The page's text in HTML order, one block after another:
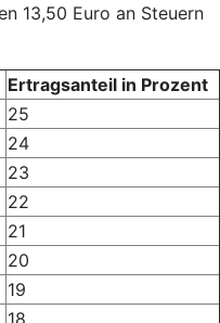
13,50 Euro an Steuern
Ertragsanteil in Prozent
25
24
23
22
21
20
19
18